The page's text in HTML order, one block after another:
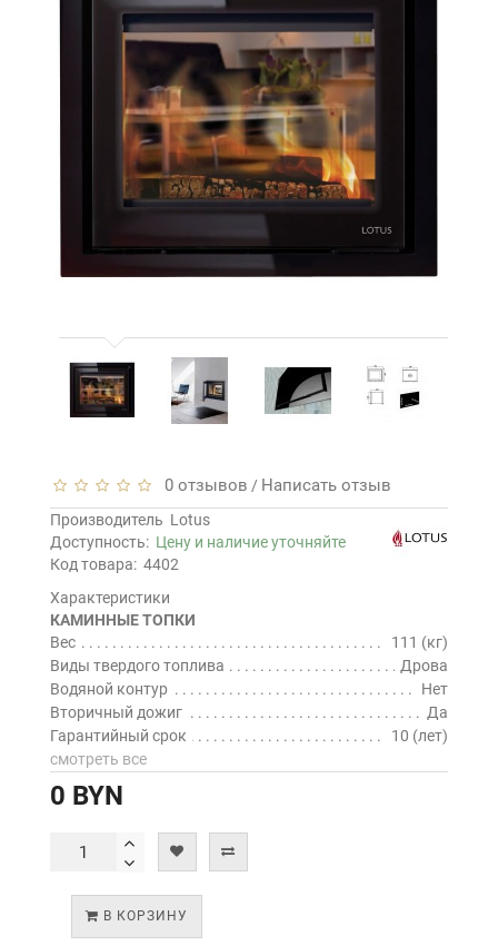
0 отзывов / Написать отзыв
Производитель Lotus
Доступность: Цену и наличие уточняйте
Код товара: 4402
Характеристики
КАМИННЫЕ ТОПКИ
Вес
111 (кг)
Виды твердого топлива
Дрова
Водяной контур
Нет
Вторичный дожиг
Да
Гарантийный срок
10 (лет)
смотреть все
0 BYN
В КОРЗИНУ